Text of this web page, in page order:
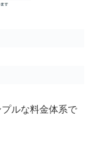
ルな料金体系で